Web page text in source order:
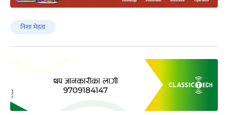
निशा मेहता